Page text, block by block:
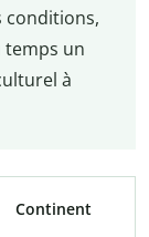
conditions,
un
à
Continent